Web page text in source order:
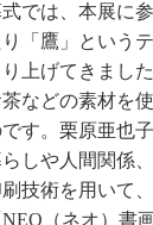
式では、本展に
「鷹」という
り上げてきまし
などの素材を
です。栗原亜也
らしや人間関係
技術を用いて
NEO（ネオ）書